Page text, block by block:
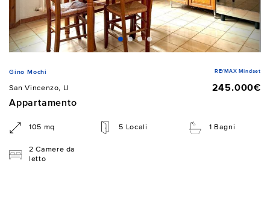
Gino Mochi RE/MAX Mindset
San Vincenzo, LI
245.000€
Appartamento
105 mq 5 Locali 1 Bagni
2 Camere da
letto